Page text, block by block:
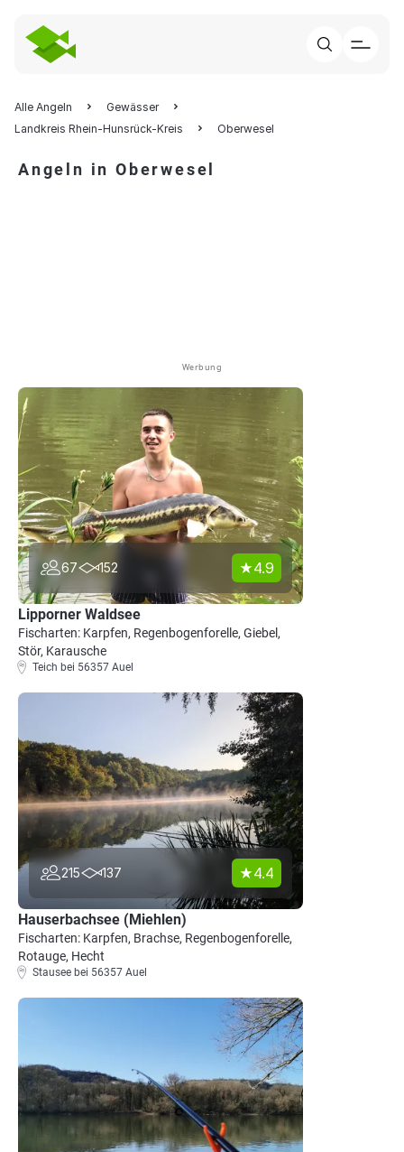
Alle Angeln
Gewässer
Landkreis Rhein-Hunsrück-Kreis
Oberwesel
Angeln in Oberwesel
Werbung
67 152 4.9
Lipporner Waldsee
Fischarten: Karpfen, Regenbogenforelle, Giebel,
Stör, Karausche
Teich bei 56357 Auel
215 137 4.4
Hauserbachsee (Miehlen)
Fischarten: Karpfen, Brachse, Regenbogenforelle,
Rotauge, Hecht
Stausee bei 56357 Auel